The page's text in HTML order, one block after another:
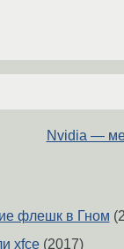
Nvidia —
флешк в Гном
xfce(2017)